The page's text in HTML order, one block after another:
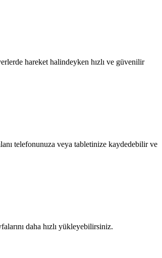
hareket halindeyken hızlı ve güvenilir
telefonunuza veya tabletinize kaydedebilir ve
daha hızlı yükleyebilirsiniz.